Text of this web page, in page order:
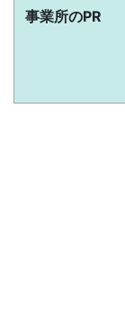
事業所のPR